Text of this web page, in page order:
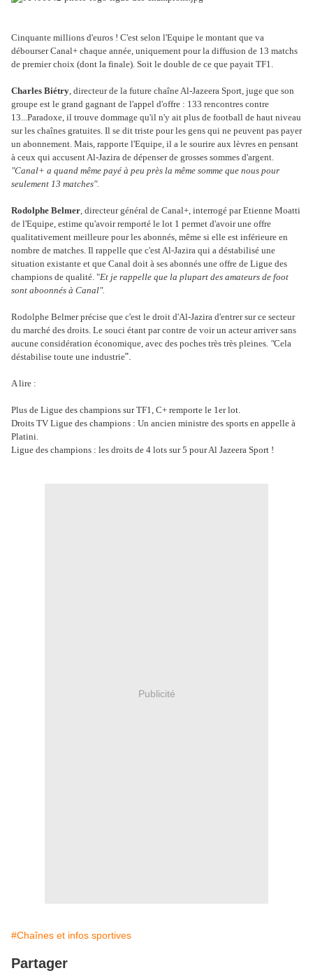
Cinquante millions d'euros ! C'est selon l'Equipe le montant que va
débourser Canal+ chaque année, uniquement pour la diffusion de 13 matchs
de premier choix (dont la finale). Soit le double de ce que payait TF1.
Charles Biétry, directeur de la future chaîne Al-Jazeera Sport, juge que son
groupe est le grand gagnant de l'appel d'offre : 133 rencontres contre
13...Paradoxe, il trouve dommage qu'il n'y ait plus de football de haut niveau
sur les chaînes gratuites. Il se dit triste pour les gens qui ne peuvent pas payer
un abonnement. Mais, rapporte l'Equipe, il a le sourire aux lèvres en pensant
à ceux qui accusent Al-Jazira de dépenser de grosses sommes d'argent.
"Canal+ a quand même payé à peu près la même somme que nous pour
seulement 13 matches".
Rodolphe Belmer, directeur général de Canal+, interrogé par Etienne Moatti
de l'Equipe, estime qu'avoir remporté le lot 1 permet d'avoir une offre
qualitativement meilleure pour les abonnés, même si elle est inférieure en
nombre de matches. Il rappelle que c'est Al-Jazira qui a déstabilisé une
situation existante et que Canal doit à ses abonnés une offre de Ligue des
champions de qualité. "Et je rappelle que la plupart des amateurs de foot
sont aboonnés à Canal".
Rodolphe Belmer précise que c'est le droit d'Al-Jazira d'entrer sur ce secteur
du marché des droits. Le souci étant par contre de voir un acteur arriver sans
aucune considération économique, avec des poches très très pleines. "Cela
déstabilise toute une industrie".
A lire :
Plus de Ligue des champions sur TF1, C+ remporte le 1er lot.
Droits TV Ligue des champions : Un ancien ministre des sports en appelle à
Platini.
Ligue des champions : les droits de 4 lots sur 5 pour Al Jazeera Sport !
Publicité
#Chaînes et infos sportives
Partager